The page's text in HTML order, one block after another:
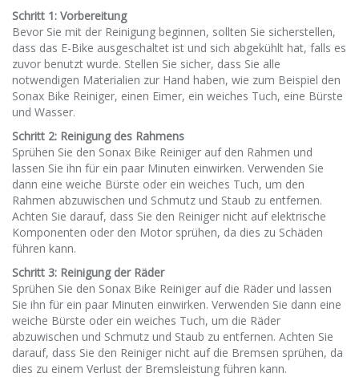
Schritt 1: Vorbereitung
Bevor Sie mit der Reinigung beginnen, sollten Sie sicherstellen,
dass das E-Bike ausgeschaltet ist und sich abgekühlt hat, falls es
zuvor benutzt wurde. Stellen Sie sicher, dass Sie alle
notwendigen Materialien zur Hand haben, wie zum Beispiel den
Sonax Bike Reiniger, einen Eimer, ein weiches Tuch, eine Bürste
und Wasser.
Schritt 2: Reinigung des Rahmens
Sprühen Sie den Sonax Bike Reiniger auf den Rahmen und
lassen Sie ihn für ein paar Minuten einwirken. Verwenden Sie
dann eine weiche Bürste oder ein weiches Tuch, um den
Rahmen abzuwischen und Schmutz und Staub zu entfernen.
Achten Sie darauf, dass Sie den Reiniger nicht auf elektrische
Komponenten oder den Motor sprühen, da dies zu Schäden
führen kann.
Schritt 3: Reinigung der Räder
Sprühen Sie den Sonax Bike Reiniger auf die Räder und lassen
Sie ihn für ein paar Minuten einwirken. Verwenden Sie dann eine
weiche Bürste oder ein weiches Tuch, um die Räder
abzuwischen und Schmutz und Staub zu entfernen. Achten Sie
darauf, dass Sie den Reiniger nicht auf die Bremsen sprühen, da
dies zu einem Verlust der Bremsleistung führen kann.